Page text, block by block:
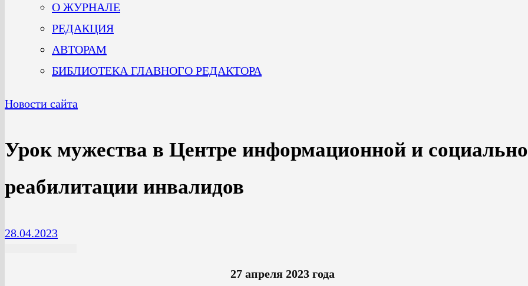
О ЖУРНАЛЕ
РЕДАКЦИЯ
АВТОРАМ
БИБЛИОТЕКА ГЛАВНОГО РЕДАКТОРА
Новости сайта
Урок мужества в Центре информационной и
реабилитации инвалидов
28.04.2023
27 апреля 2023 года